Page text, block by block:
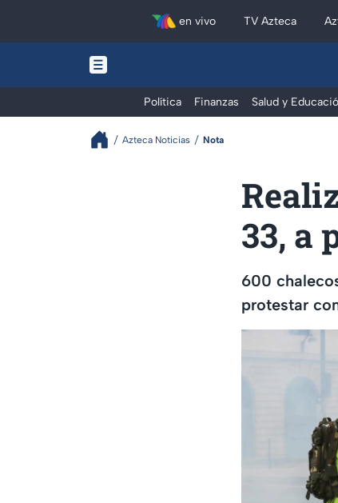
en vivo TV Azteca
Política Finanzas Salud y
Azteca Noticias Nota
33, a
600
protestar